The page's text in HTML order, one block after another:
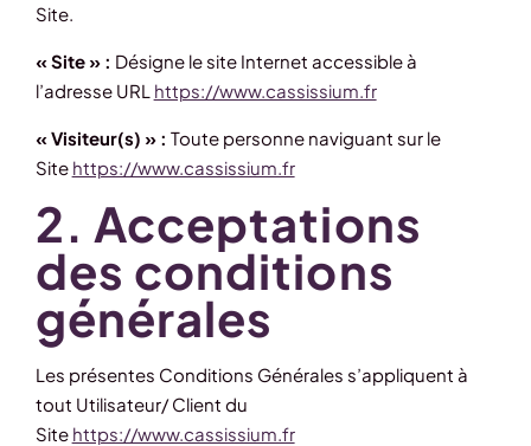
Site.
« Site » : Désigne le site Internet accessible à
l’adresse URL https://www.cassissium.fr
« Visiteur(s) » : Toute personne naviguant sur le
Site https://www.cassissium.fr
2. Acceptations
des conditions
générales
Les présentes Conditions Générales s’appliquent à
tout Utilisateur/ Client du
Site https://www.cassissium.fr